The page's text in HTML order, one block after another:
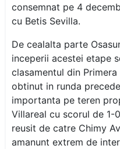
consemnat pe 4
cu Betis Sevilla.
De cealalta parte
inceperii acestei etape
clasamentul din
obtinut in runda
importanta pe teren
Villareal cu scorul de 1-
reusit de catre Chimy
amanunt extrem de